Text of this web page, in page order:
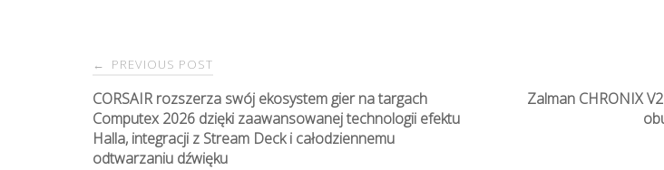
P
o
← PREVIOUS POST
CORSAIR rozszerza swój ekosystem gier na targach
Computex 2026 dzięki zaawansowanej technologii efektu
Halla, integracji z Stream Deck i całodziennemu
odtwarzaniu dźwięku
Zalman CHRONIX